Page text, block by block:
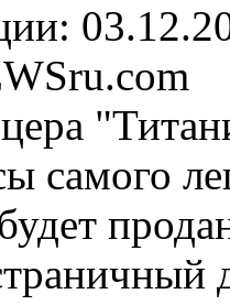
самого